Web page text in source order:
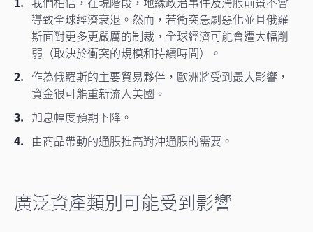
導致全球經濟衰退。然而，若衝突急劇惡化並且俄羅
斯面對更多更嚴厲的制裁，全球經濟可能會遭大幅削
弱（取決於衝突的規模和持續時間）。
作為俄羅斯的主要貿易夥伴，歐洲將受到最大影響，
資金很可能重新流入美國。
加息幅度預期下降。
由商品帶動的通脹推高對沖通脹的需要。
廣泛資產類別可能受到影響